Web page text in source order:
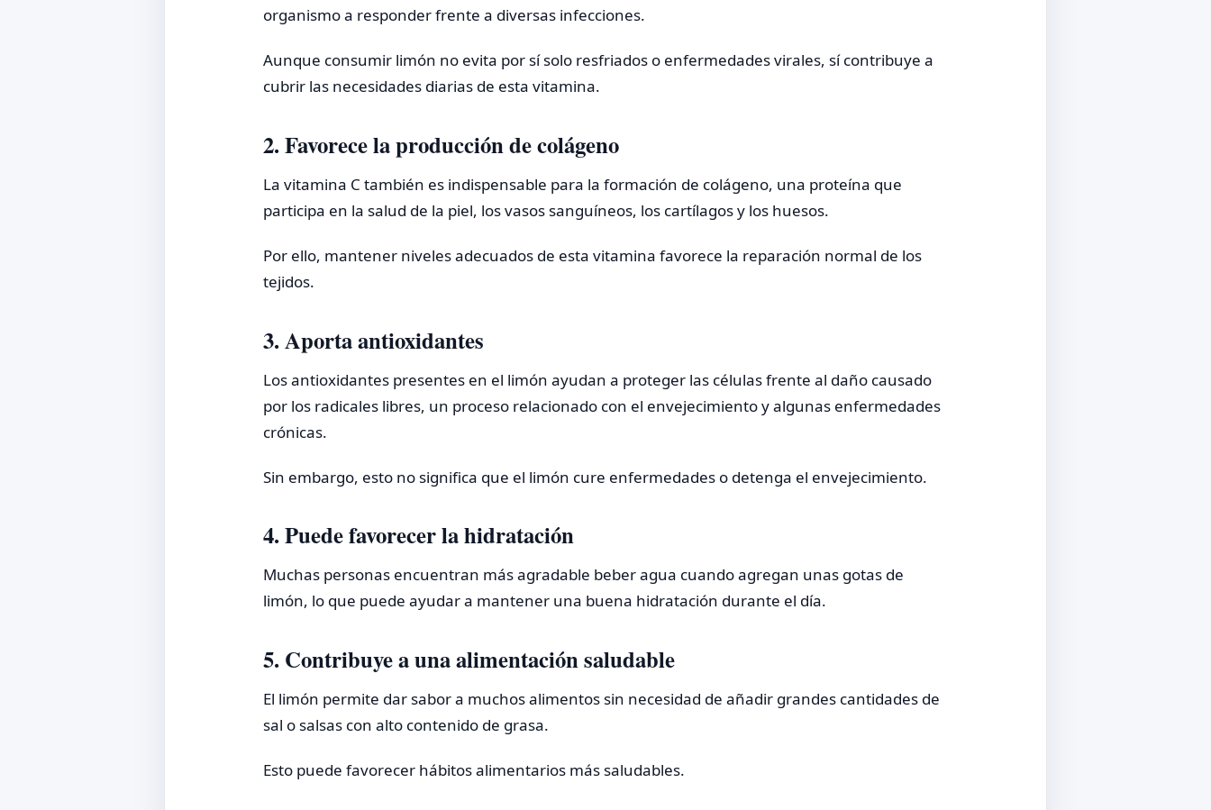
organismo a responder frente a diversas infecciones.
Aunque consumir limón no evita por sí solo resfriados o enfermedades virales, sí contribuye a
cubrir las necesidades diarias de esta vitamina.
2. Favorece la producción de colágeno
La vitamina C también es indispensable para la formación de colágeno, una proteína que
participa en la salud de la piel, los vasos sanguíneos, los cartílagos y los huesos.
Por ello, mantener niveles adecuados de esta vitamina favorece la reparación normal de los
tejidos.
3. Aporta antioxidantes
Los antioxidantes presentes en el limón ayudan a proteger las células frente al daño causado
por los radicales libres, un proceso relacionado con el envejecimiento y algunas enfermedades
crónicas.
Sin embargo, esto no significa que el limón cure enfermedades o detenga el envejecimiento.
4. Puede favorecer la hidratación
Muchas personas encuentran más agradable beber agua cuando agregan unas gotas de
limón, lo que puede ayudar a mantener una buena hidratación durante el día.
5. Contribuye a una alimentación saludable
El limón permite dar sabor a muchos alimentos sin necesidad de añadir grandes cantidades de
sal o salsas con alto contenido de grasa.
Esto puede favorecer hábitos alimentarios más saludables.